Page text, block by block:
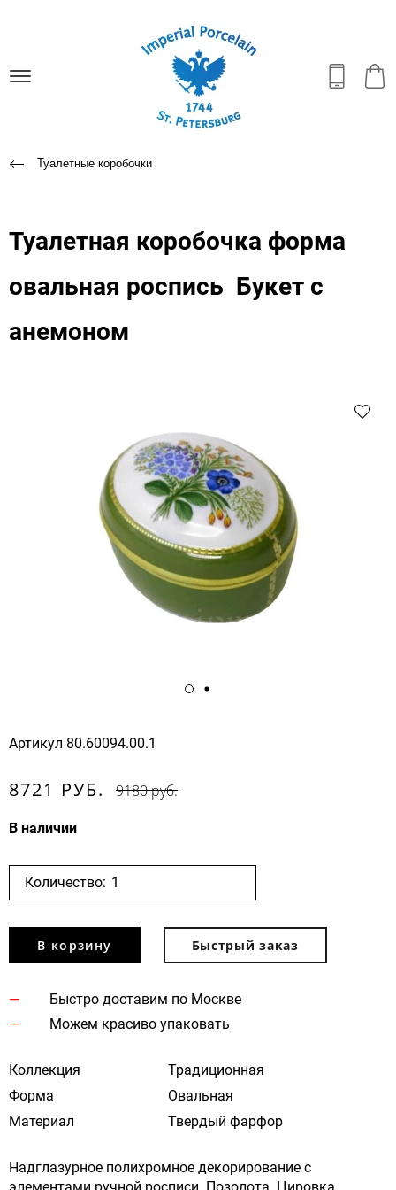
Туалетные коробочки
Туалетная коробочка форма
овальная роспись Букет с
анемоном
Артикул 80.60094.00.1
8721 РУБ. 9180 руб.
В наличии
Количество:
В корзину Быстрый заказ
Быстро доставим по Москве
Можем красиво упаковать
Коллекция
Традиционная
Форма
Овальная
Материал
Твердый фарфор
Надглазурное полихромное декорирование с
элементами ручной росписи. Позолота. Цировка.